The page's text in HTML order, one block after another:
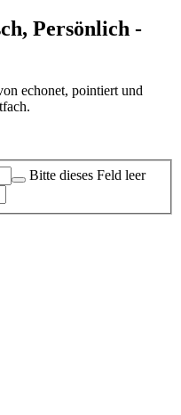
Persönlich -
echonet, pointiert und
Bitte dieses Feld leer